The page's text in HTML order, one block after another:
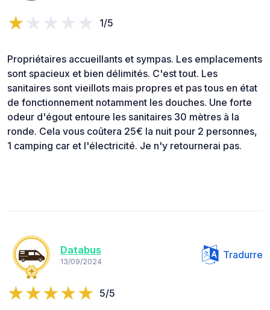
1/5
Propriétaires accueillants et sympas. Les emplacements
sont spacieux et bien délimités. C'est tout. Les
sanitaires sont vieillots mais propres et pas tous en état
de fonctionnement notamment les douches. Une forte
odeur d'égout entoure les sanitaires 30 mètres à la
ronde. Cela vous coûtera 25€ la nuit pour 2 personnes,
1 camping car et l'électricité. Je n'y retournerai pas.
Databus
13/09/2024
Tradurre
5/5